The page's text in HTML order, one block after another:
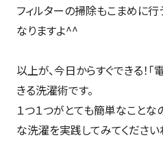
フィルターの掃除もこまめに
なりますよ^^
以上が、今日からすぐできる！「
きる洗濯術です。
１つ１つがとても簡単なことな
な洗濯を実践してみてくださ